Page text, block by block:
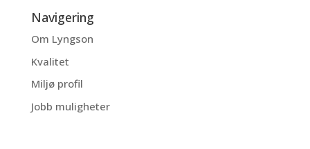
Navigering
Om Lyngson
Kvalitet
Miljø profil
Jobb muligheter